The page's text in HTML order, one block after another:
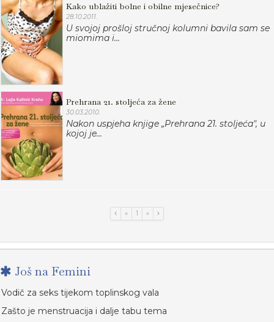
Kako ublažiti bolne i obilne mjesečnice?
28.10.2011.
U svojoj prošloj stručnoj kolumni bavila sam se
miomima i...
Prehrana 21. stoljeća za žene
30.03.2010.
Nakon uspjeha knjige „Prehrana 21. stoljeća", u
kojoj je...
« 1 »
Još na Femini
Vodič za seks tijekom toplinskog vala
Zašto je menstruacija i dalje tabu tema